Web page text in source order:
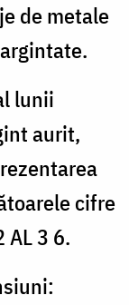
de metale
lunii
aurit,
cifre
3 6.